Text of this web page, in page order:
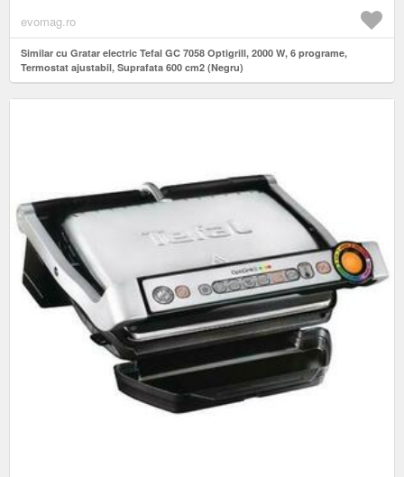
evomag.ro
Similar cu Gratar electric Tefal GC 7058 Optigrill, 2000 W, 6 programe,
Termostat ajustabil, Suprafata 600 cm2 (Negru)